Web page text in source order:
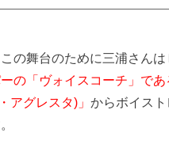
の舞台のために三浦さん
の「ヴォイスコーチ」で
アグレスタ)」からボイス